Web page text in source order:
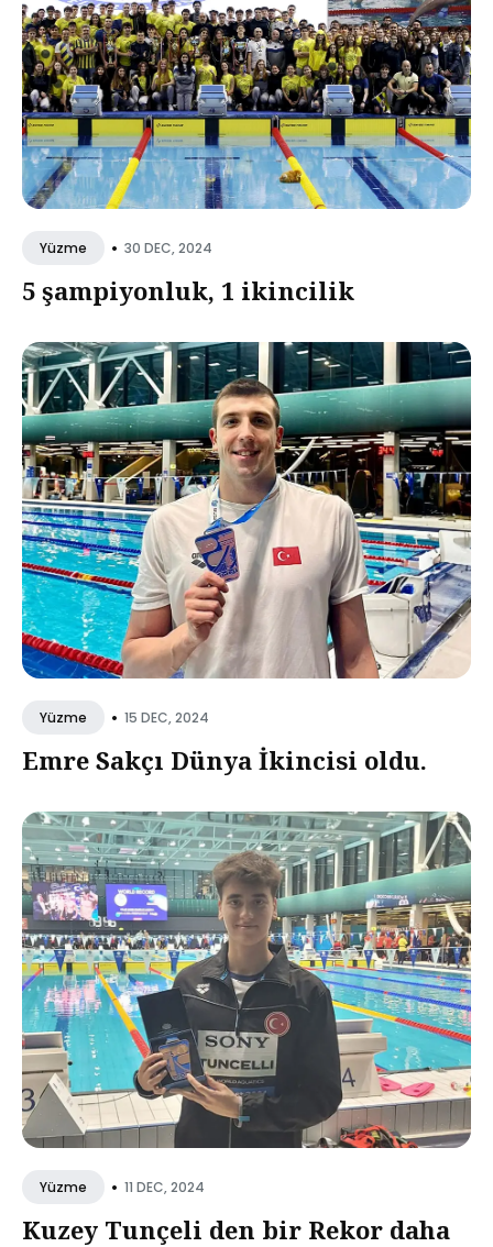
Yüzme • 30 DEC, 2024
5 şampiyonluk, 1 ikincilik
Yüzme • 15 DEC, 2024
Emre Sakçı Dünya İkincisi oldu.
Yüzme • 11 DEC, 2024
Kuzey Tunçeli den bir Rekor daha